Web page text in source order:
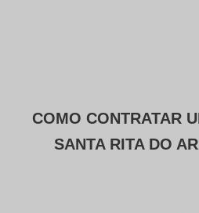
COMO CONTRATAR
SANTA RITA DO